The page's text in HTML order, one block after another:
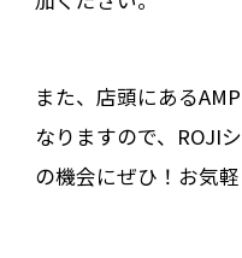
また、店頭にある
なりますので、ROJI
の機会にぜひ！お気